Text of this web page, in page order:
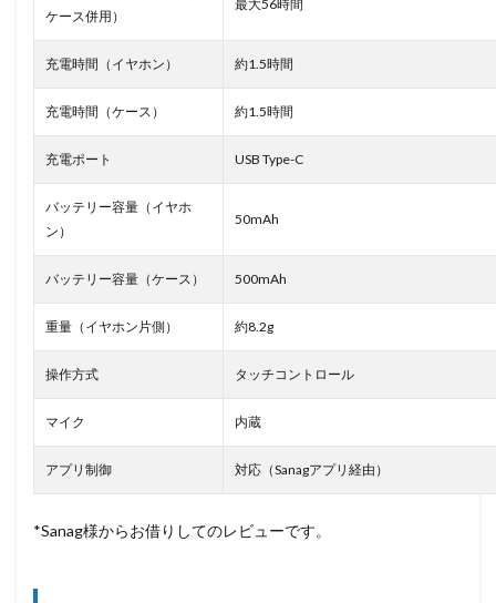
ケース併用）
最大56時間
充電時間（イヤホン） 約1.5時間
充電時間（ケース） 約1.5時間
充電ポート USB Type-C
バッテリー容量（イヤホ
ン）
50mAh
バッテリー容量（ケース） 500mAh
重量（イヤホン片側） 約8.2g
操作方式 タッチコントロール
マイク 内蔵
アプリ制御 対応（Sanagアプリ経由）
*Sanag様からお借りしてのレビューです。